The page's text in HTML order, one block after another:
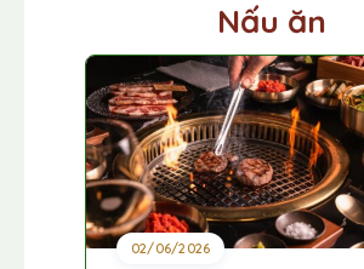
Nấu ăn
02/06/2026